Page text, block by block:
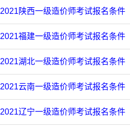
2021陕西一级造价师考试报名条件
2021福建一级造价师考试报名条件
2021湖北一级造价师考试报名条件
2021云南一级造价师考试报名条件
2021辽宁一级造价师考试报名条件